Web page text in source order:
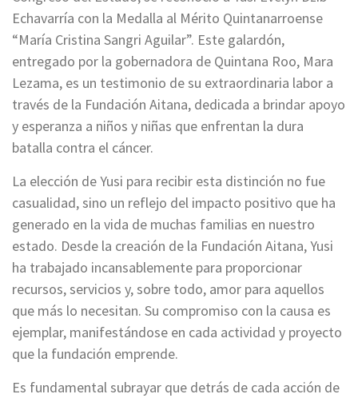
Echavarría con la Medalla al Mérito Quintanarroense
“María Cristina Sangri Aguilar”. Este galardón,
entregado por la gobernadora de Quintana Roo, Mara
Lezama, es un testimonio de su extraordinaria labor a
través de la Fundación Aitana, dedicada a brindar apoyo
y esperanza a niños y niñas que enfrentan la dura
batalla contra el cáncer.
La elección de Yusi para recibir esta distinción no fue
casualidad, sino un reflejo del impacto positivo que ha
generado en la vida de muchas familias en nuestro
estado. Desde la creación de la Fundación Aitana, Yusi
ha trabajado incansablemente para proporcionar
recursos, servicios y, sobre todo, amor para aquellos
que más lo necesitan. Su compromiso con la causa es
ejemplar, manifestándose en cada actividad y proyecto
que la fundación emprende.
Es fundamental subrayar que detrás de cada acción de